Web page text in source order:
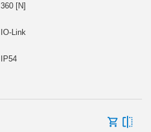
360 [N]
IO-Link
IP54